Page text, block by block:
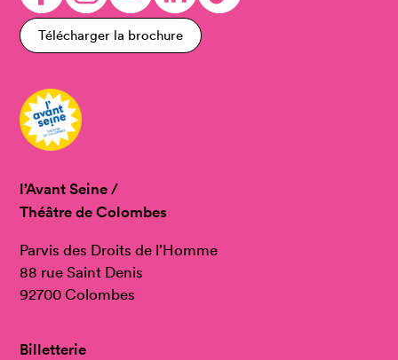
Télécharger la brochure
l’Avant Seine /
Théâtre de Colombes
Parvis des Droits de l’Homme
88 rue Saint Denis
92700 Colombes
Billetterie